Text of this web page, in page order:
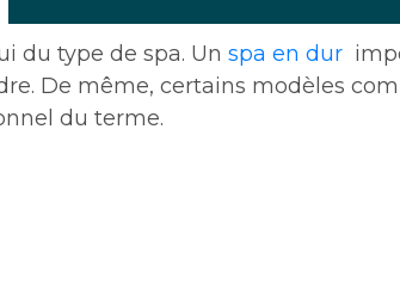
du type de spa. Un spa en dur
De même, certains modèles
du terme.